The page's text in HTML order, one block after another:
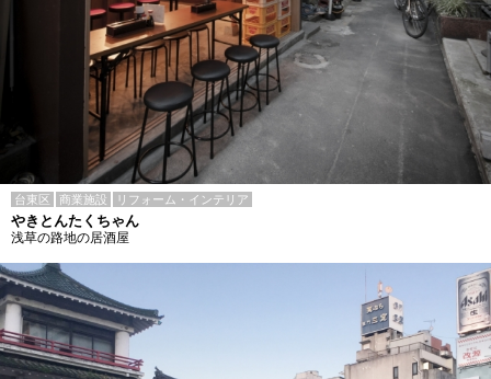
台東区 商業施設 リフォーム・インテリア
やきとんたくちゃん
浅草の路地の居酒屋